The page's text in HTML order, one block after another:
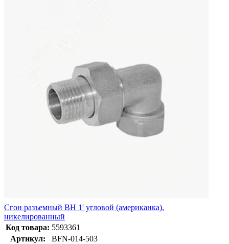
Сгон разъемный ВН 1' угловой (американка),
никелированный
Код товара: 5593361
Артикул:
BFN-014-503